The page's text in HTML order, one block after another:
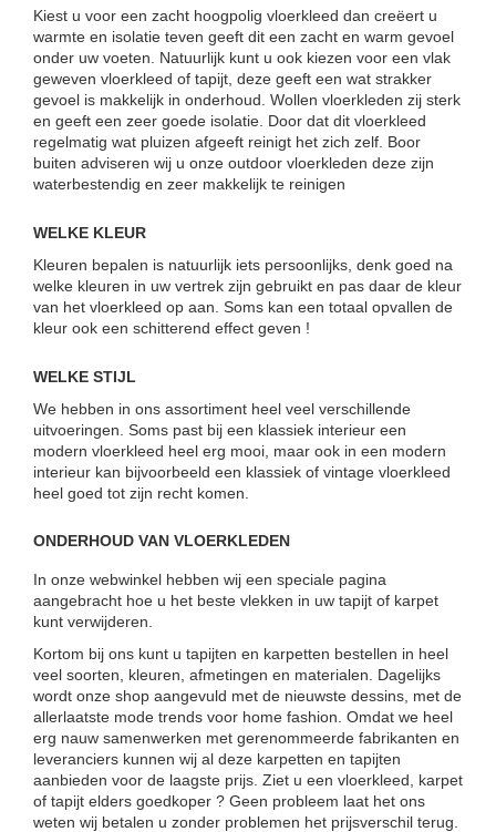
Kiest u voor een zacht hoogpolig vloerkleed dan creëert u
warmte en isolatie teven geeft dit een zacht en warm gevoel
onder uw voeten. Natuurlijk kunt u ook kiezen voor een vlak
geweven vloerkleed of tapijt, deze geeft een wat strakker
gevoel is makkelijk in onderhoud. Wollen vloerkleden zij sterk
en geeft een zeer goede isolatie. Door dat dit vloerkleed
regelmatig wat pluizen afgeeft reinigt het zich zelf. Boor
buiten adviseren wij u onze outdoor vloerkleden deze zijn
waterbestendig en zeer makkelijk te reinigen
WELKE KLEUR
Kleuren bepalen is natuurlijk iets persoonlijks, denk goed na
welke kleuren in uw vertrek zijn gebruikt en pas daar de kleur
van het vloerkleed op aan. Soms kan een totaal opvallen de
kleur ook een schitterend effect geven !
WELKE STIJL
We hebben in ons assortiment heel veel verschillende
uitvoeringen. Soms past bij een klassiek interieur een
modern vloerkleed heel erg mooi, maar ook in een modern
interieur kan bijvoorbeeld een klassiek of vintage vloerkleed
heel goed tot zijn recht komen.
ONDERHOUD VAN VLOERKLEDEN
In onze webwinkel hebben wij een speciale pagina
aangebracht hoe u het beste vlekken in uw tapijt of karpet
kunt verwijderen.
Kortom bij ons kunt u tapijten en karpetten bestellen in heel
veel soorten, kleuren, afmetingen en materialen. Dagelijks
wordt onze shop aangevuld met de nieuwste dessins, met de
allerlaatste mode trends voor home fashion. Omdat we heel
erg nauw samenwerken met gerenommeerde fabrikanten en
leveranciers kunnen wij al deze karpetten en tapijten
aanbieden voor de laagste prijs. Ziet u een vloerkleed, karpet
of tapijt elders goedkoper ? Geen probleem laat het ons
weten wij betalen u zonder problemen het prijsverschil terug.